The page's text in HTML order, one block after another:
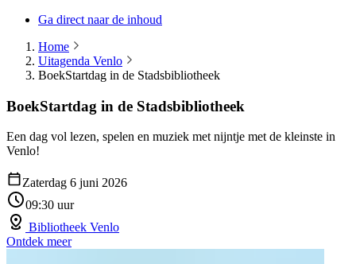
Ga direct naar de inhoud
Home
Uitagenda Venlo
BoekStartdag in de Stadsbibliotheek
BoekStartdag in de Stadsbibliotheek
Een dag vol lezen, spelen en muziek met nijntje met de kleinste in
Venlo!
Zaterdag 6 juni 2026
09:30 uur
Bibliotheek Venlo
Ontdek meer